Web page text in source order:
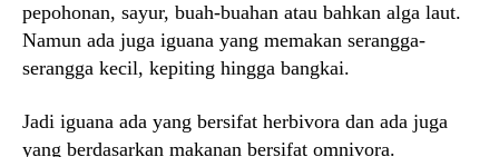
pepohonan, sayur, buah-buahan atau bahkan alga laut.
Namun ada juga iguana yang memakan serangga-
serangga kecil, kepiting hingga bangkai.
Jadi iguana ada yang bersifat herbivora dan ada juga
yang berdasarkan makanan bersifat omnivora.